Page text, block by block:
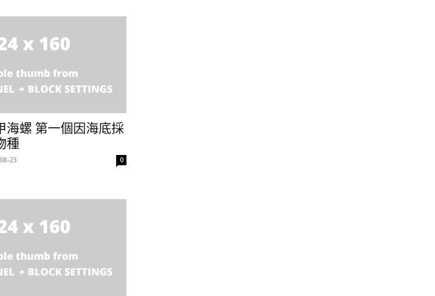
海螺 第一個因海底採
種
23 0